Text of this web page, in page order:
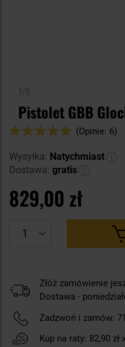
Pistolet GBB
Ocena:
(Opinie: 6)
Wysyłka: Natychmiast
Dostawa: gratis
829,00 zł
Złóż zamówienie
Dostawa -
Zadzwoń i zamów:
Kup na raty: 82,90 zł